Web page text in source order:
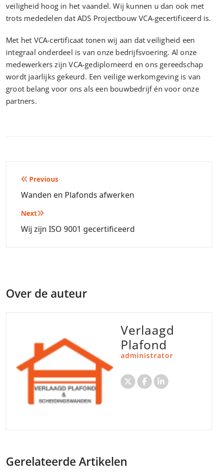
veiligheid hoog in het vaandel. Wij kunnen u dan ook met
trots mededelen dat ADS Projectbouw VCA-gecertificeerd is.
Met het VCA-certificaat tonen wij aan dat veiligheid een
integraal onderdeel is van onze bedrijfsvoering. Al onze
medewerkers zijn VCA-gediplomeerd en ons gereedschap
wordt jaarlijks gekeurd. Een veilige werkomgeving is van
groot belang voor ons als een bouwbedrijf én voor onze
partners.
Bericht
navigatie
Previous
Wanden en Plafonds afwerken
Next
Wij zijn ISO 9001 gecertificeerd
Over de auteur
Verlaagd
Plafond
administrator
Gerelateerde Artikelen